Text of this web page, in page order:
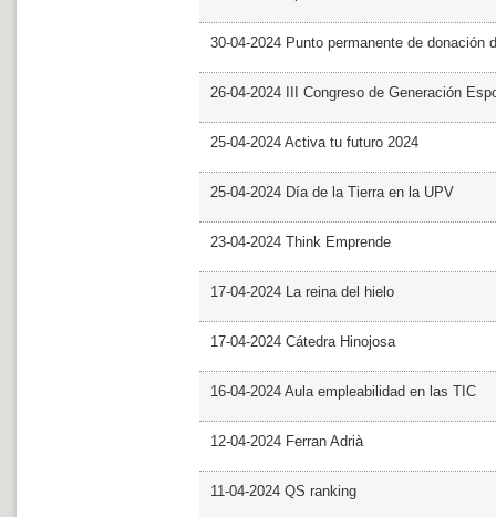
30-04-2024 Punto permanente de donación
26-04-2024 III Congreso de Generación
25-04-2024 Activa tu futuro 2024
25-04-2024 Día de la Tierra en la UPV
23-04-2024 Think Emprende
17-04-2024 La reina del hielo
17-04-2024 Cátedra Hinojosa
16-04-2024 Aula empleabilidad en las TIC
12-04-2024 Ferran Adrià
11-04-2024 QS ranking